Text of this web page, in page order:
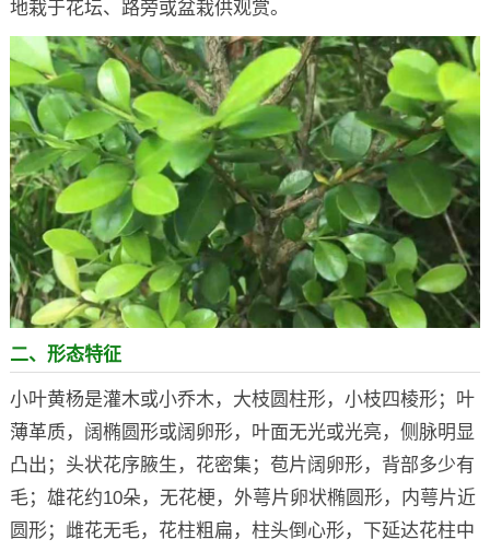
地栽于花坛、路旁或盆栽供观赏。
二、形态特征
小叶黄杨是灌木或小乔木，大枝圆柱形，小枝四棱形；叶
薄革质，阔椭圆形或阔卵形，叶面无光或光亮，侧脉明显
凸出；头状花序腋生，花密集；苞片阔卵形，背部多少有
毛；雄花约10朵，无花梗，外萼片卵状椭圆形，内萼片近
圆形；雌花无毛，花柱粗扁，柱头倒心形，下延达花柱中